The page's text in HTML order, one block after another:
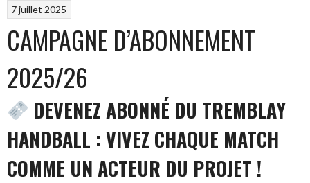
7 juillet 2025
CAMPAGNE D’ABONNEMENT
2025/26
DEVENEZ ABONNÉ DU TREMBLAY
HANDBALL : VIVEZ CHAQUE MATCH
COMME UN ACTEUR DU PROJET !